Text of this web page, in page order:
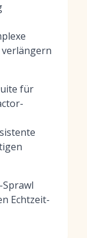
für
Echtzeit-